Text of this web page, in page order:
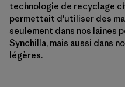
technologie de recyclage
permettait d'utiliser des
seulement dans nos laines
Synchilla, mais aussi dans
légères.